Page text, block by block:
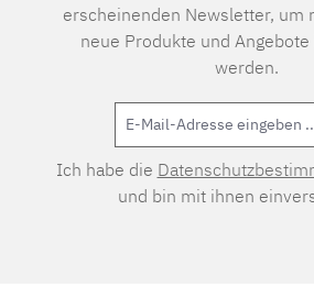
erscheinenden Newsletter, um
neue Produkte und
werden.
Ich habe die
und bin mit ihnen